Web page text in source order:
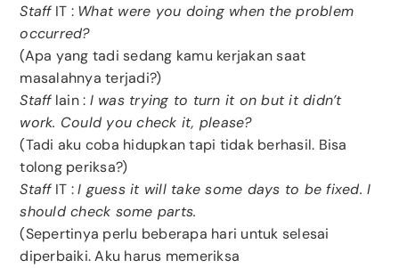
StaffIT : What were you doing when the problem
occurred?
(Apa yang tadi sedang kamu kerjakan saat
masalahnya terjadi?)
Stafflain : I was trying to turn it on but it didn’t
work. Could you check it, please?
(Tadi aku coba hidupkan tapi tidak berhasil. Bisa
tolong periksa?)
StaffIT :I guess it will take some days to be fixed. I
should check some parts.
(Sepertinya perlu beberapa hari untuk selesai
diperbaiki. Aku harus memeriksa